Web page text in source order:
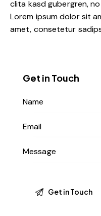
clita kasd gubergren,
Lorem ipsum dolor sit
amet, consetetur
Get in Touch